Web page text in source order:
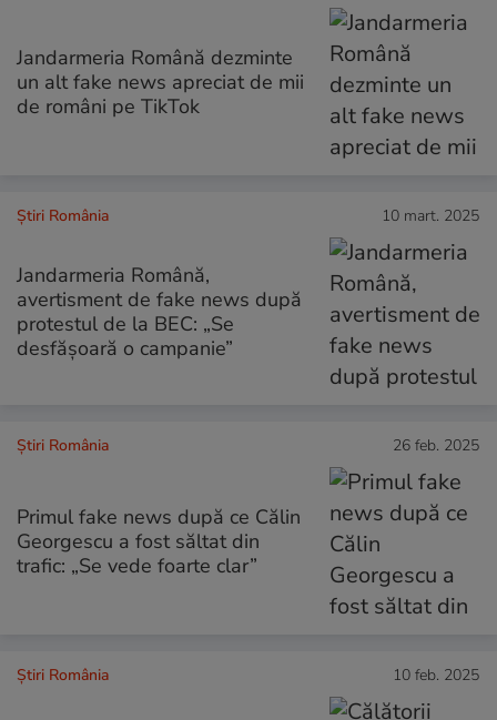
Jandarmeria Română dezminte
un alt fake news apreciat de mii
de români pe TikTok
Știri România 10 mart. 2025
Jandarmeria Română,
avertisment de fake news după
protestul de la BEC: „Se
desfășoară o campanie”
Știri România 26 feb. 2025
Primul fake news după ce Călin
Georgescu a fost săltat din
trafic: „Se vede foarte clar”
Știri România 10 feb. 2025